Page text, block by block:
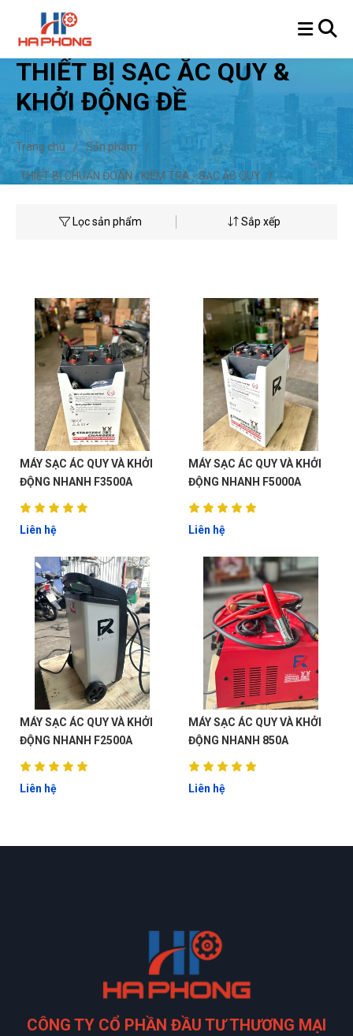
THIẾT BỊ SẠC ẮC QUY &
KHỞI ĐỘNG ĐỀ
Trang chủ / Sản phẩm /
THIẾT BỊ CHUẨN ĐOÁN - KIỂM TRA - SẠC ẮC QUY /
Lọc sản phẩm
Sắp xếp
MÁY SẠC ÁC QUY VÀ KHỞI
ĐỘNG NHANH F3500A
Liên hệ
MÁY SẠC ÁC QUY VÀ KHỞI
ĐỘNG NHANH F5000A
Liên hệ
MÁY SẠC ÁC QUY VÀ KHỞI
ĐỘNG NHANH F2500A
Liên hệ
MÁY SẠC ÁC QUY VÀ KHỞI
ĐỘNG NHANH 850A
Liên hệ
CÔNG TY CỔ PHẦN ĐẦU TƯ THƯƠNG MẠI